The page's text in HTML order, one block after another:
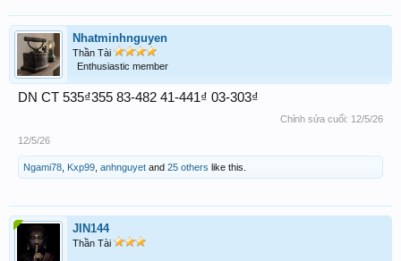
Nhatminhnguyen
Thần Tài
Enthusiastic member
DN CT 535₫355 83-482 41-441₫ 03-303₫
Chỉnh sửa cuối: 12/5/26
12/5/26
Ngami78 Kxp99 anhnguyet and 25 others like this.
JIN144
Thần Tài